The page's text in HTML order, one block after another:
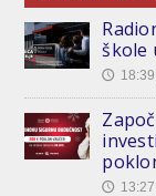
škole
🕔
🕔